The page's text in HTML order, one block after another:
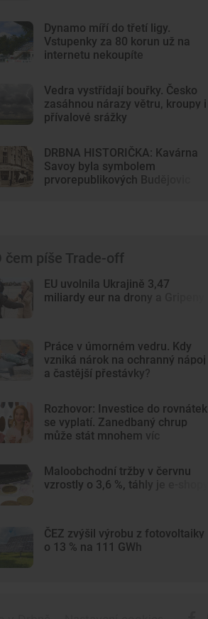
Dynamo míří do třetí ligy.
Vstupenky za 80 korun už na
internetu nekoupíte
Vedra vystřídají bouřky. Česko
zasáhnou nárazy větru, kroupy i
přívalové srážky
DRBNA HISTORIČKA: Kavárna
Savoy byla symbolem
prvorepublikových Budějovic
čem píše Trade-off
EU uvolnila Ukrajině 3,47
miliardy eur na drony a Gripeny
Práce v úmorném vedru. Kdy
vzniká nárok na ochranný nápoj
a častější přestávky?
Rozhovor: Investice do rovnátek
se vyplatí. Zanedbaný chrup
může stát mnohem víc
Maloobchodní tržby v červnu
vzrostly o 3,6 %, táhly je e-shopy
ČEZ zvýšil výrobu z fotovoltaiky
o 13 % na 111 GWh